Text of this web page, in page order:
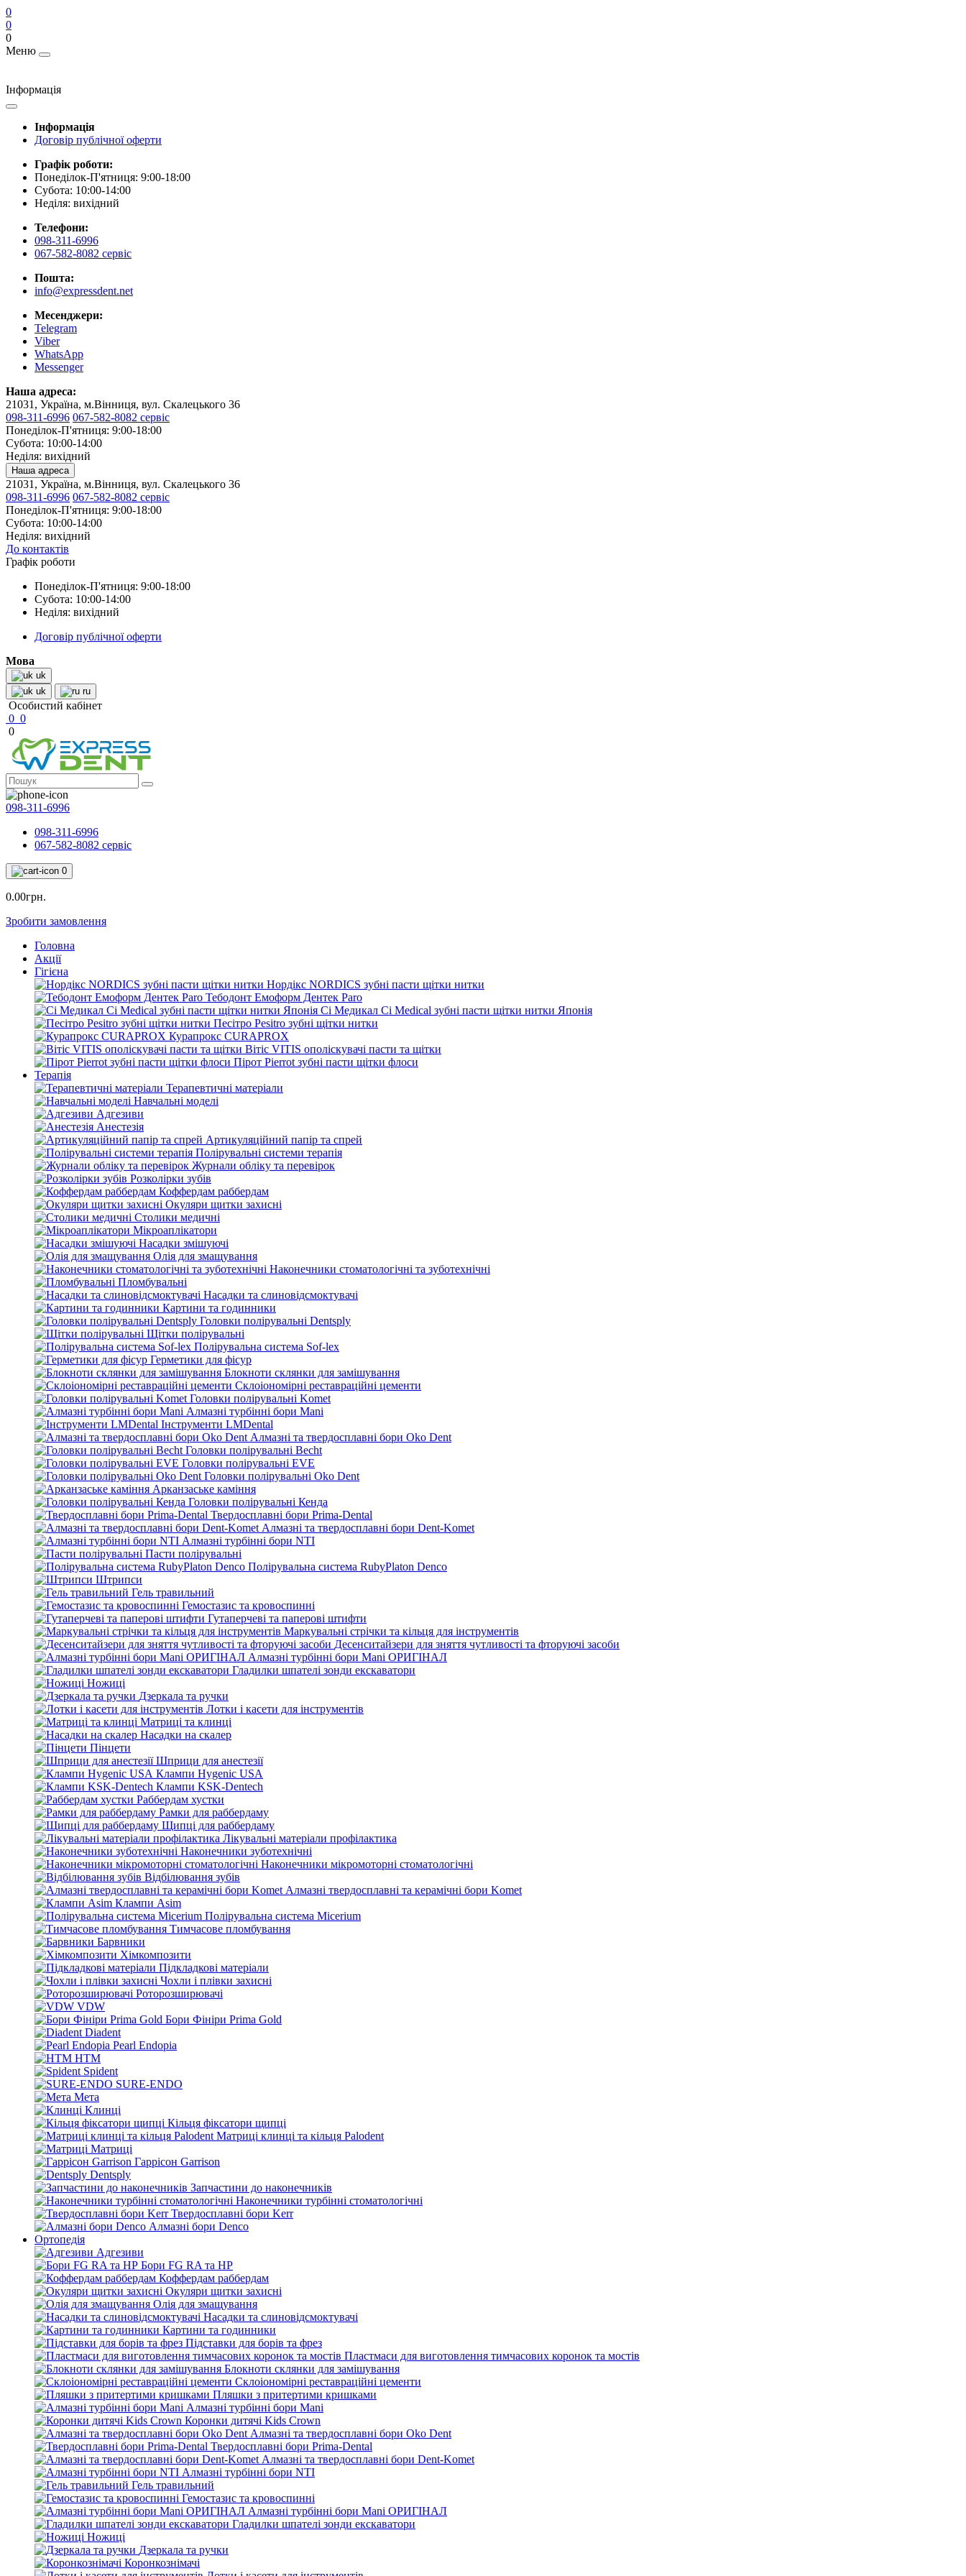
0
0
0
Меню
Інформація
Інформація
Договір публічної оферти
Графік роботи:
Понеділок-П'ятниця: 9:00-18:00
Субота: 10:00-14:00
Неділя: вихідний
Телефони:
098-311-6996
067-582-8082 сервіс
Пошта:
info@expressdent.net
Месенджери:
Telegram
Viber
WhatsApp
Messenger
Наша адреса:
21031, Україна, м.Вінниця, вул. Скалецького 36
098-311-6996 067-582-8082 сервіс
Понеділок-П'ятниця: 9:00-18:00
Субота: 10:00-14:00
Неділя: вихідний
Наша адреса
21031, Україна, м.Вінниця, вул. Скалецького 36
098-311-6996 067-582-8082 сервіс
Понеділок-П'ятниця: 9:00-18:00
Субота: 10:00-14:00
Неділя: вихідний
До контактів
Графік роботи
Понеділок-П'ятниця: 9:00-18:00
Субота: 10:00-14:00
Неділя: вихідний
Договір публічної оферти
Мова
uk
uk
ru
Особистий кабінет
0 0
0
098-311-6996
098-311-6996
067-582-8082 сервіс
0
0.00грн.
Зробити замовлення
Головна
Акції
Гігієна
Нордікс NORDICS зубні пасти щітки нитки
Тебодонт Емоформ Дентек Paro
Сі Медикал Ci Medical зубні пасти щітки нитки Японія
Песітро Pesitro зубні щітки нитки
Курапрокс CURAPROX
Вітіс VITIS ополіскувачі пасти та щітки
Пірот Pierrot зубні пасти щітки флоси
Терапія
Терапевтичні матеріали
Навчальні моделі
Адгезиви
Анестезія
Артикуляційний папір та спрей
Полірувальні системи терапія
Журнали обліку та перевірок
Розколірки зубів
Коффердам раббердам
Окуляри щитки захисні
Столики медичні
Мікроаплікатори
Насадки змішуючі
Олія для змащування
Наконечники стоматологічні та зуботехнічні
Пломбувальні
Насадки та слиновідсмоктувачі
Картини та годинники
Головки полірувальні Dentsply
Щітки полірувальні
Полірувальна система Sof-lex
Герметики для фісур
Блокноти склянки для замішування
Склоіономірні реставраційні цементи
Головки полірувальні Komet
Алмазні турбінні бори Mani
Інструменти LMDental
Алмазні та твердосплавні бори Oko Dent
Головки полірувальні Becht
Головки полірувальні EVE
Головки полірувальні Oko Dent
Арканзаське каміння
Головки полірувальні Кенда
Твердосплавні бори Prima-Dental
Алмазні та твердосплавні бори Dent-Komet
Алмазні турбінні бори NTI
Пасти полірувальні
Полірувальна система RubyPlaton Denco
Штрипси
Гель травильний
Гемостазис та кровоспинні
Гутаперчеві та паперові штифти
Маркувальні стрічки та кільця для інструментів
Десенситайзери для зняття чутливості та фторуючі засоби
Алмазні турбінні бори Mani ОРИГІНАЛ
Гладилки шпателі зонди екскаватори
Ножиці
Дзеркала та ручки
Лотки і касети для інструментів
Матриці та клинці
Насадки на скалер
Пінцети
Шприци для анестезії
Клампи Hygenic USA
Клампи KSK-Dentech
Раббердам хустки
Рамки для раббердаму
Щипці для раббердаму
Лікувальні матеріали профілактика
Наконечники зуботехнічні
Наконечники мікромоторні стоматологічні
Відбілювання зубів
Алмазні твердосплавні та керамічні бори Komet
Клампи Asim
Полірувальна система Micerium
Тимчасове пломбування
Барвники
Хімкомпозити
Підкладкові матеріали
Чохли і плівки захисні
Роторозширювачі
VDW
Бори Фініри Prima Gold
Diadent
Pearl Endopia
HTM
Spident
SURE-ENDO
Мета
Клинці
Кільця фіксатори щипці
Матриці клинці та кільця Palodent
Матриці
Гаррісон Garrison
Dentsply
Запчастини до наконечників
Наконечники турбінні стоматологічні
Твердосплавні бори Kerr
Алмазні бори Denco
Ортопедія
Адгезиви
Бори FG RA та HP
Коффердам раббердам
Окуляри щитки захисні
Олія для змащування
Насадки та слиновідсмоктувачі
Картини та годинники
Підставки для борів та фрез
Пластмаси для виготовлення тимчасових коронок та мостів
Блокноти склянки для замішування
Склоіономірні реставраційні цементи
Пляшки з притертими кришками
Алмазні турбінні бори Mani
Коронки дитячі Kids Crown
Алмазні та твердосплавні бори Oko Dent
Твердосплавні бори Prima-Dental
Алмазні та твердосплавні бори Dent-Komet
Алмазні турбінні бори NTI
Гель травильний
Гемостазис та кровоспинні
Алмазні турбінні бори Mani ОРИГІНАЛ
Гладилки шпателі зонди екскаватори
Ножиці
Дзеркала та ручки
Коронкознімачі